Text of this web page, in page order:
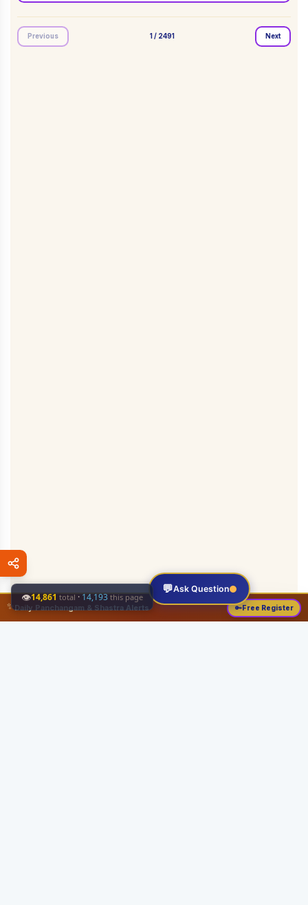
Previous 1 / 2491 Next
💬Ask Question
✨ Daily Panchangam & Shastra Alerts 🔑Free Register
👁14,861 total · 14,193 this page